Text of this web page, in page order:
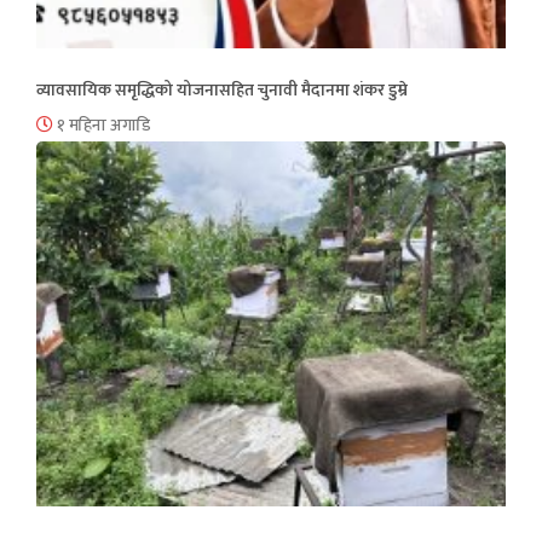
व्यावसायिक समृद्धिको योजनासहित चुनावी मैदानमा शंकर डुम्रे
१ महिना अगाडि